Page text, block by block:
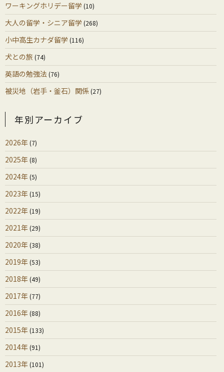
ワーキングホリデー留学 (10)
大人の留学・シニア留学 (268)
小中高生カナダ留学 (116)
犬との旅 (74)
英語の勉強法 (76)
被災地（岩手・釜石）関係(27)
年別アーカイブ
2026年(7)
2025年(8)
2024年(5)
2023年(15)
2022年(19)
2021年(29)
2020年(38)
2019年(53)
2018年(49)
2017年(77)
2016年(88)
2015年(133)
2014年(91)
2013年(101)